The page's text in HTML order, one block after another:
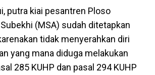
putra kiai pesantren Ploso
(MSA) sudah ditetapkan
tidak menyerahkan diri
yang mana diduga melakukan
285 KUHP dan pasal 294 KUHP